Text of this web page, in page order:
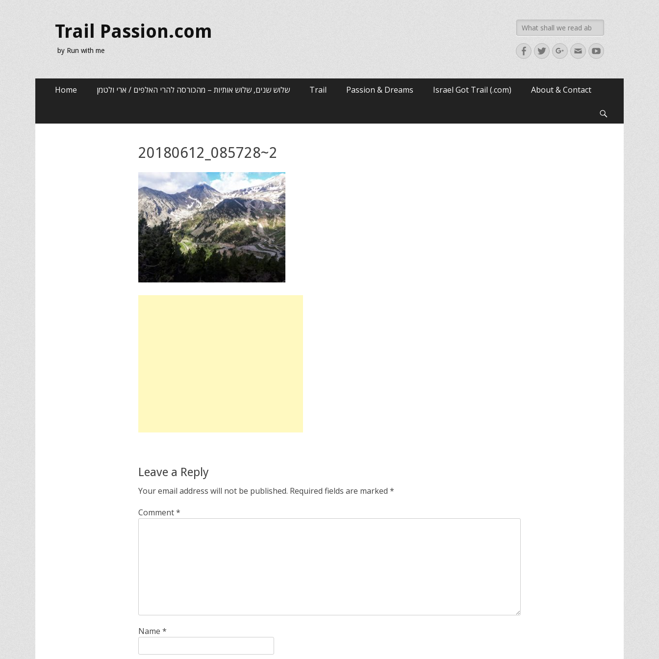
Trail Passion.com
by Run with me
Search
for:
Facebook
TwitterGoogleplus
EmailYouTube
Primary Menu
Home שלוש שנים, שלוש אותיות – מהכורסה להרי האלפים / ארי ולטמן Trail Passion & Dreams Israel Got Trail (.com) About & Contact
20180612_085728~2
Leave a Reply
Your email address will not be published. Required fields are marked *
Comment*
Name *